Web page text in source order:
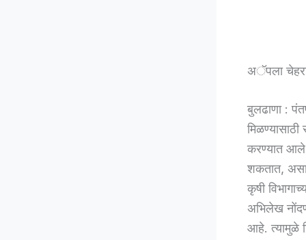
अॅपला चेहरा
बुलढाणा :
करण्यात आले
शकतात, असा
कृषी
अभिलेख
आहे. त्यामुळे